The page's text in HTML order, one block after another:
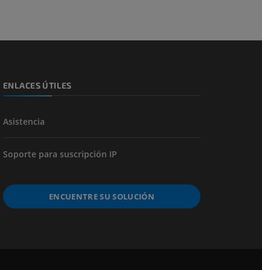
ENLACES ÚTILES
Asistencia
Soporte para suscripción IP
ENCUENTRE SU SOLUCIÓN